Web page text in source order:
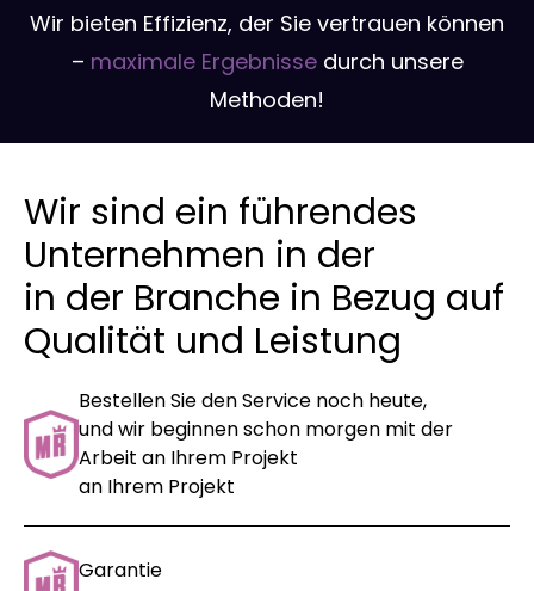
Wir bieten Effizienz, der Sie vertrauen können
– maximale Ergebnisse durch unsere
Methoden!
Wir sind ein führendes
Unternehmen in der
in der Branche in Bezug auf
Qualität und Leistung
Bestellen Sie den Service noch heute,
und wir beginnen schon morgen mit der
Arbeit an Ihrem Projekt
an Ihrem Projekt
Garantie